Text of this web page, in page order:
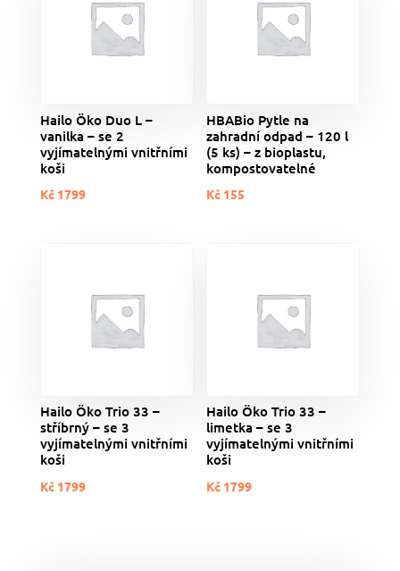
Hailo Öko Duo L –
vanilka – se 2
vyjímatelnými vnitřními
koši
Kč1799
HBABio Pytle na
zahradní odpad – 120 l
(5 ks) – z bioplastu,
kompostovatelné
Kč 155
Hailo Öko Trio 33 –
stříbrný – se 3
vyjímatelnými vnitřními
koši
Kč1799
Hailo Öko Trio 33 –
limetka – se 3
vyjímatelnými vnitřními
koši
Kč 1799